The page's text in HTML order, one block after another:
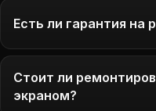
Есть ли гарантия на
Стоит ли
экраном?